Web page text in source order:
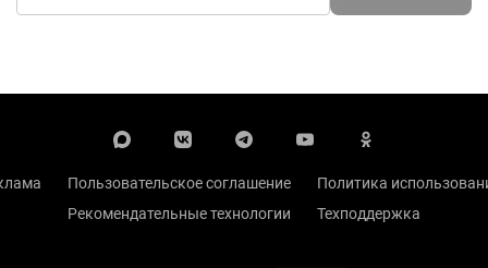
Пользовательское соглашение
Политика
Рекомендательные технологии
Техподдержка